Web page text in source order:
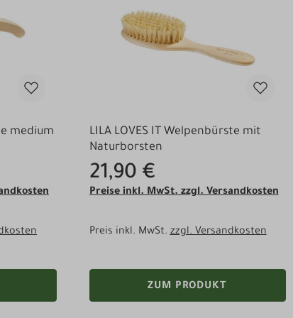
medium
LILA LOVES IT Welpenbürste mit
Naturborsten
21,90 €
Preise inkl. MwSt. zzgl. Versandkosten
Preis inkl. MwSt.zzgl. Versandkosten
ZUM PRODUKT